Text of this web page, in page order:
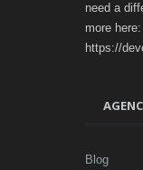
need a
more here:
https://
Blog